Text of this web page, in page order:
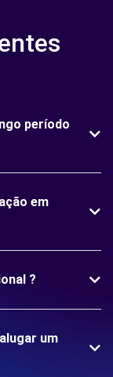
período
em
?
um